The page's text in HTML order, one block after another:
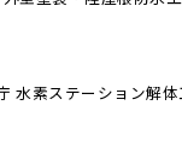
水素ステーション解体